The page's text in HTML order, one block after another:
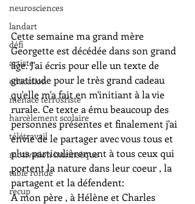
neurosciences
landart
défi
artiste
education
menace terrosriste
harcèlement scolaire
télétravail
motivation intrinsèque
table ronde
recup
Cette semaine ma grand mère
Georgette est décédée dans son grand
âge. J'ai écris pour elle un texte de
gratitude pour le très grand cadeau
qu'elle m'a fait en m'initiant à la vie
rurale. Ce texte a ému beaucoup des
personnes présentes et finalement j'ai
envie de le partager avec vous tous et
plus particulièrement à tous ceux qui
portent la nature dans leur coeur , la
partagent et la défendent:
A mon père , à Hélène et Charles